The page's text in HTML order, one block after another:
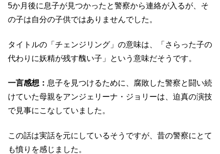
5か月後に息子が見つかったと警察から連絡が入るが、そ
の子は自分の子供ではありませんでした。
タイトルの「チェンジリング」の意味は、「さらった子の
代わりに妖精が残す醜い子」という意味だそうです。
一言感想： 息子を見つけるために、腐敗した警察と闘い続
けていた母親をアンジェリーナ・ジョリーは、迫真の演技
で見事にこなしていました。
この話は実話を元にしているそうですが、昔の警察にとて
も憤りを感じました。